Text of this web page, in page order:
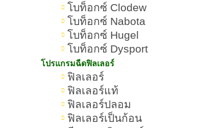
โบท็อกซ์ Clodew
โบท็อกซ์ Nabota
โบท็อกซ์ Hugel
โบท็อกซ์ Dysport
โปรแกรมฉีดฟิลเลอร์
ฟิลเลอร์
ฟิลเลอร์แท้
ฟิลเลอร์ปลอม
ฟิลเลอร์เป็นก้อน
ปากมาสด้า คืออะไร มีลักษณะอย่
แบบไหน
ปากมาสด้าคืออะไร
ทำไมปากมาสด้าถึงได้รับความนิย